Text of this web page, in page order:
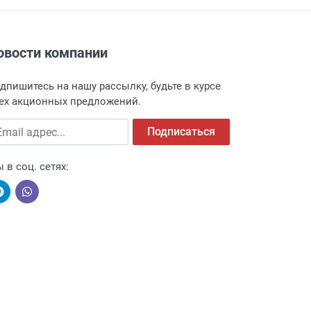
г. Москва, Переведеновский
о поступлении товара.
пункт выдачи, чтобы избежать
компаниями, поэтому легко и
компании
на нашу рассылку, будьте в курсе
акционных предложений.
адрес Подписаться
в соц. сетях: